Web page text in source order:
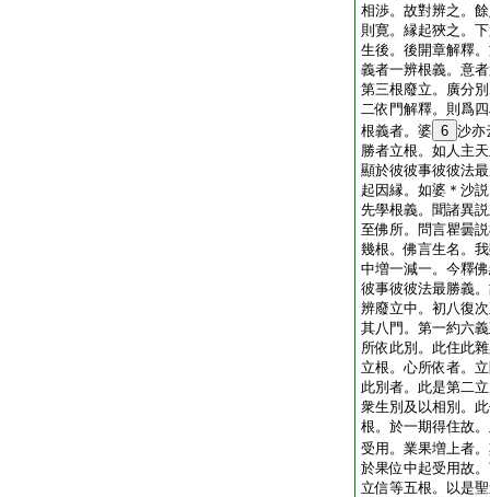
相渉。故對辨之。
則寛。縁起狹之。
生後。後開章解釋
義者一辨根義。意
第三根廢立。廣分
二依門解釋。則爲
根義者。婆 6 沙亦
勝者立根。如人主
顯於彼彼事彼彼法
起因縁。如婆＊沙
先學根義。聞諸異
至佛所。問言瞿曇
幾根。佛言生名。
中増一減一。今釋
彼事彼彼法最勝義
辨廢立中。初八復
其八門。第一約六
所依此別。此住此
立根。心所依者。
此別者。此是第二
衆生別及以相別。
根。於一期得住故
受用。業果増上者
於果位中起受用故
立信等五根。以是